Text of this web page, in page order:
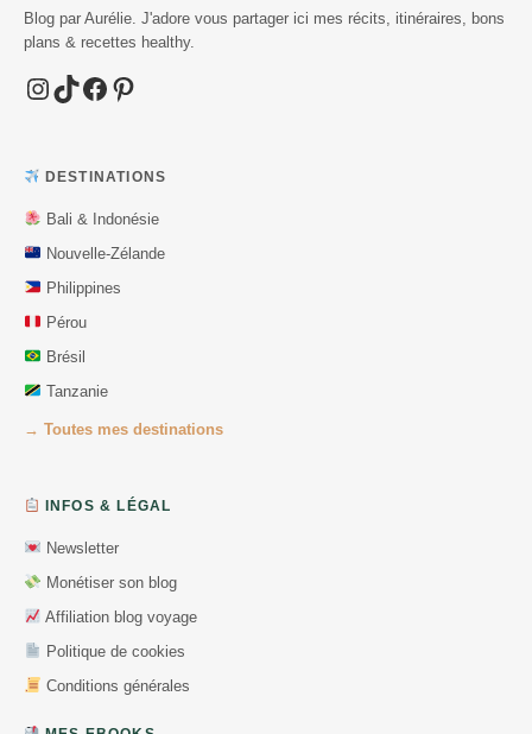
Blog par Aurélie. J'adore vous partager ici mes récits, itinéraires, bons
plans & recettes healthy.
Instagram
TikTokFacebook
Pinterest
DESTINATIONS
Bali & Indonésie
Nouvelle-Zélande
Philippines
Pérou
Brésil
Tanzanie
→ Toutes mes destinations
INFOS & LÉGAL
Newsletter
Monétiser son blog
Affiliation blog voyage
Politique de cookies
Conditions générales